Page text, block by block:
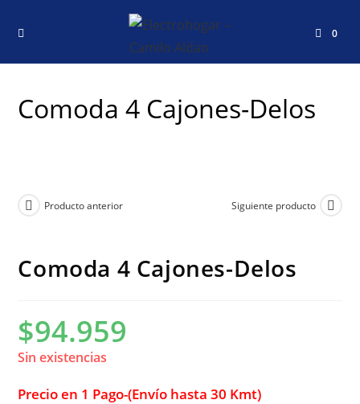
0
Comoda 4 Cajones-Delos
Producto anterior Siguiente producto
Comoda 4 Cajones-Delos
$94.959
Sin existencias
Precio en 1 Pago-(Envío hasta 30 Kmt)